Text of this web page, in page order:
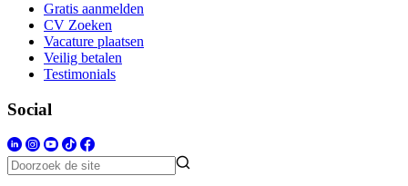
Gratis aanmelden
CV Zoeken
Vacature plaatsen
Veilig betalen
Testimonials
Social